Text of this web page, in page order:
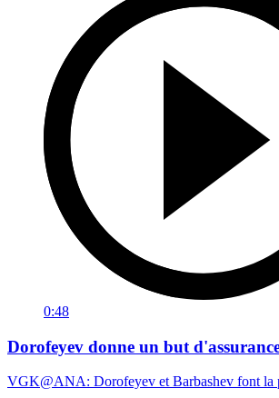
0:48
Dorofeyev donne un but
VGK@ANA: Dorofeyev et Barbashev font la